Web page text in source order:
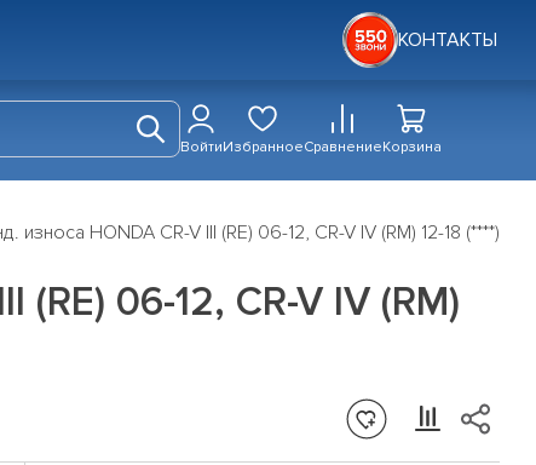
КОНТАКТЫ
ВойтиИзбранноеСравнениеКорзина
HONDA CR-V III (RE) 06-12, CR-V IV (RM) 12-18 (****)
06-12, CR-V IV (RM)